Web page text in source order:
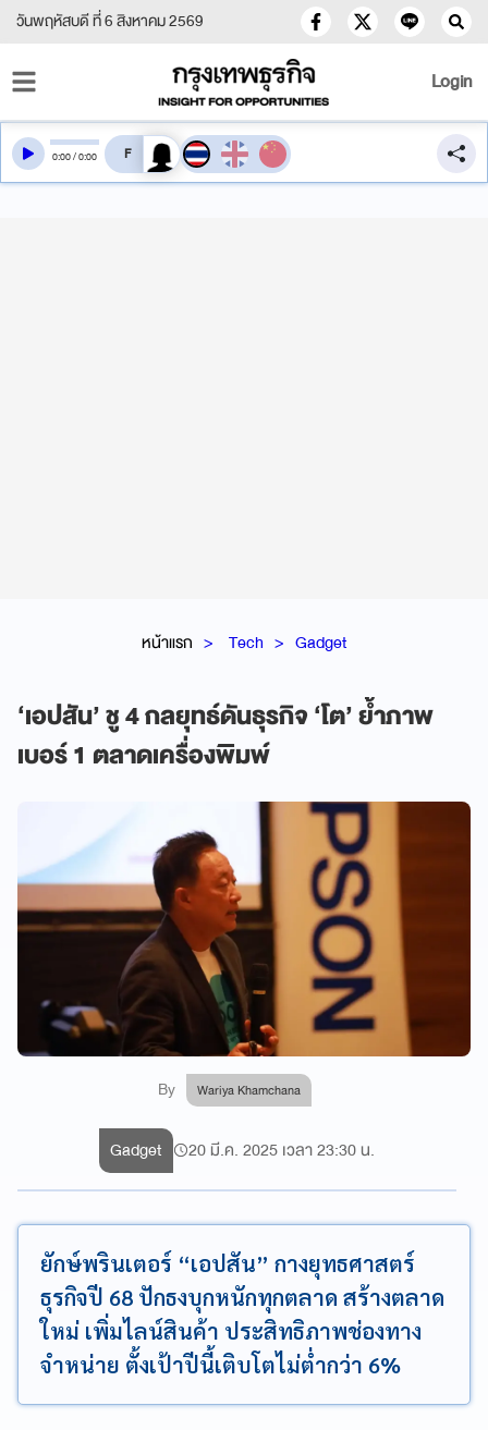
วันพฤหัสบดี ที่ 6 สิงหาคม 2569
Login
หน้าแรก Tech Gadget
‘เอปสัน’ ชู 4 กลยุทธ์ดันธุรกิจ ‘โต’ ย้ำภาพ
เบอร์ 1 ตลาดเครื่องพิมพ์
By Wariya Khamchana
0:00/0:00 สลับเสียงอ่าน
Gadget 20 มี.ค. 2025 เวลา 23:30 น.
ยักษ์พรินเตอร์ “เอปสัน” กางยุทธศาสตร์
ธุรกิจปี 68 ปักธงบุกหนักทุกตลาด สร้างตลาด
ใหม่ เพิ่มไลน์สินค้า ประสิทธิภาพช่องทาง
จำหน่าย ตั้งเป้าปีนี้เติบโตไม่ต่ำกว่า 6%